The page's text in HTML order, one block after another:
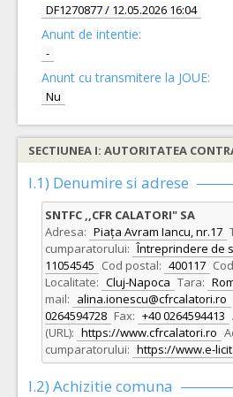
DF1270877/ 12.05.2026 16:04
Anunt de intentie:
-
Anunt cu transmitere la JOUE:
Nu
SECTIUNEA I: AUTORITATEA
I.1) Denumire si adrese
SNTFC ,,CFR CALATORI" SA
Adresa: Piața Avram Iancu, nr.17
cumparatorului: Întreprindere de
11054545 Cod postal: 400117
Localitate: Cluj-Napoca Tara:
mail: alina.ionescu@cfrcalatori.ro
0264594728 Fax: +40 0264594413
(URL): https://www.cfrcalatori.ro
cumparatorului: https://www.e-
I.2) Achizitie comuna